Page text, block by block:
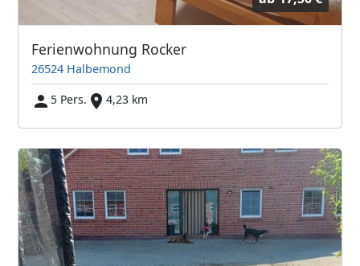
Ferienwohnung Rocker
26524 Halbemond
5 Pers.
4,23 km